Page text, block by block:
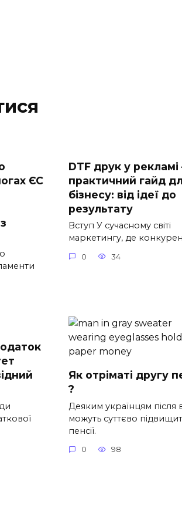
ЄС
DTF друк у
практичний гайд
бізнесу: від ідеї до
результату
Вступ У сучасному світі
маркетингу, де
0 34
Як отріматі другу
?
Деяким українцям після
можуть суттєво
пенсії.
0 98